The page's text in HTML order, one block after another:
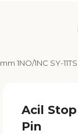
1NO/1NC SY-
Acil Stop
Pin